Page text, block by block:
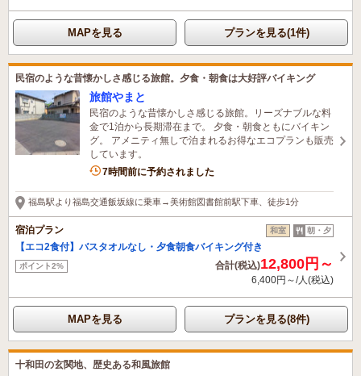
MAPを見る プランを見る(1件)
民宿のような昔懐かしさ感じる旅館。夕食・朝食は大好評バイキング
旅館やまと
民宿のような昔懐かしさ感じる旅館。リーズナブルな料
金で1泊から長期滞在まで。 夕食・朝食ともにバイキン
グ。 アメニティ無しで泊まれるお得なエコプランも販売
しています。
4名がこの宿を見ています
7時間前に予約されました
福島駅より福島交通飯坂線に乗車→美術館図書館前駅下車、徒歩1分
宿泊プラン 和室 朝・夕
【エコ2食付】バスタオルなし・夕食朝食バイキング付き
ポイント2% 合計(税込)12,800円～
6,400円～/人(税込)
MAPを見る プランを見る(8件)
十和田の玄関地、歴史ある和風旅館